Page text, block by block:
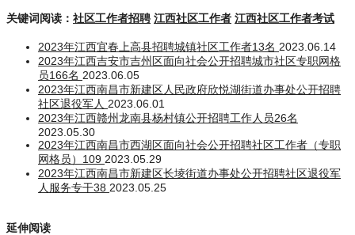
关键词阅读： 社区工作者招聘 江西社区工作者 江西社区工作者考试
2023年江西宜春上高县招聘城镇社区工作者13名 2023.06.14
2023年江西吉安市吉州区面向社会公开招聘城市社区专职网格
员166名 2023.06.05
2023年江西南昌市新建区人民政府欣悦湖街道办事处公开招聘
社区退役军人 2023.06.01
2023年江西赣州龙南县杨村镇公开招聘工作人员26名
2023.05.30
2023年江西南昌市西湖区面向社会公开招聘社区工作者（专职
网格员）109 2023.05.29
2023年江西南昌市新建区长堎街道办事处公开招聘社区退役军
人服务专干38 2023.05.25
延伸阅读